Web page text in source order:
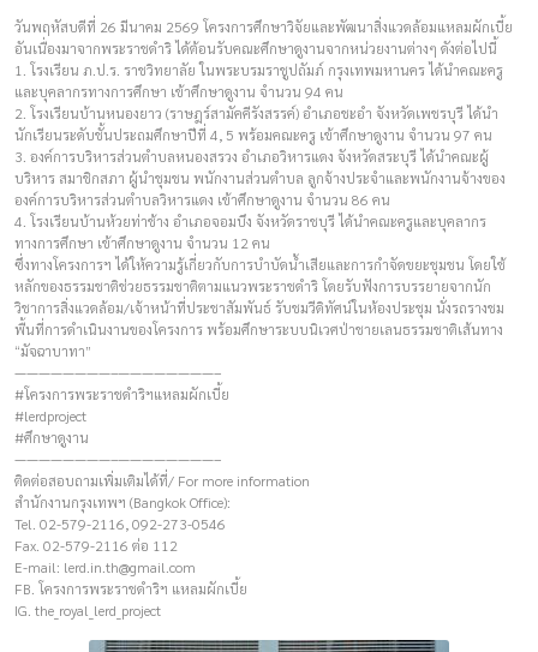
วันพฤหัสบดีที่ 26 มีนาคม 2569 โครงการศึกษาวิจัยและพัฒนาสิ่งแวดล้อมแหลมผักเบี้ย
อันเนื่องมาจากพระราชดำริ ได้ต้อนรับคณะศึกษาดูงานจากหน่วยงานต่างๆ ดังต่อไปนี้
1. โรงเรียน ภ.ป.ร. ราชวิทยาลัย ในพระบรมราชูปถัมภ์ กรุงเทพมหานคร ได้นำคณะครู
และบุคลากรทางการศึกษา เข้าศึกษาดูงาน จำนวน 94 คน
2. โรงเรียนบ้านหนองยาว (ราษฎร์สามัคคีรังสรรค์) อำเภอชะอำ จังหวัดเพชรบุรี ได้นำ
นักเรียนระดับชั้นประถมศึกษาปีที่ 4, 5 พร้อมคณะครู เข้าศึกษาดูงาน จำนวน 97 คน
3. องค์การบริหารส่วนตำบลหนองสรวง อำเภอวิหารแดง จังหวัดสระบุรี ได้นำคณะผู้
บริหาร สมาชิกสภา ผู้นำชุมชน พนักงานส่วนตำบล ลูกจ้างประจำและพนักงานจ้างของ
องค์การบริหารส่วนตำบลวิหารแดง เข้าศึกษาดูงาน จำนวน 86 คน
4. โรงเรียนบ้านห้วยท่าช้าง อำเภอจอมบึง จังหวัดราชบุรี ได้นำคณะครูและบุคลากร
ทางการศึกษา เข้าศึกษาดูงาน จำนวน 12 คน
ซึ่งทางโครงการฯ ได้ให้ความรู้เกี่ยวกับการบำบัดน้ำเสียและการกำจัดขยะชุมชน โดยใช้
หลักของธรรมชาติช่วยธรรมชาติตามแนวพระราชดำริ โดยรับฟังการบรรยายจากนัก
วิชาการสิ่งแวดล้อม/เจ้าหน้าที่ประชาสัมพันธ์ รับชมวีดิทัศน์ในห้องประชุม นั่งรถรางชม
พื้นที่การดำเนินงานของโครงการ พร้อมศึกษาระบบนิเวศป่าชายเลนธรรมชาติเส้นทาง
“มัจฉาบาทา”
————————–————————–
#โครงการพระราชดำริฯแหลมผักเบี้ย
#lerdproject
#ศึกษาดูงาน
————————–————————–
ติดต่อสอบถามเพิ่มเติมได้ที่/ For more information
สำนักงานกรุงเทพฯ (Bangkok Office):
Tel. 02-579-2116, 092-273-0546
Fax. 02-579-2116 ต่อ 112
E-mail: lerd.in.th@gmail.com
FB. โครงการพระราชดำริฯ แหลมผักเบี้ย
IG. the_royal_lerd_project